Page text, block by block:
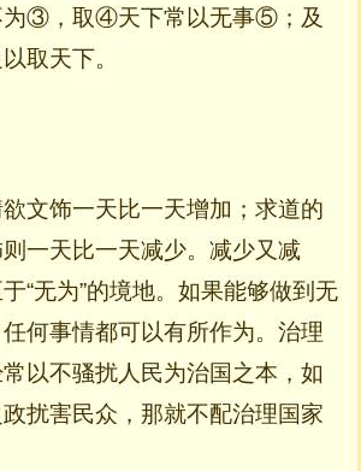
为③，取④天下常以无事⑤；及
取天下。
文饰一天比一天增加；求道的
一天比一天减少。减少又减
“无为”的境地。如果能够做到无
何事情都可以有所作为。治理
以不骚扰人民为治国之本，如
扰害民众，那就不配治理国家